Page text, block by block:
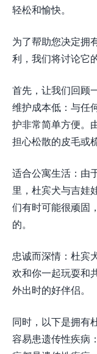
轻松和愉快。
为了帮助您决定拥
利，我们将讨论它
首先，让我们回顾
维护成本低：与任
护非常简单方便。
担心松散的皮毛或
适合公寓生活：由
里，杜宾犬与吉娃
们有时可能很顽固
的。
忠诚而深情：杜宾
欢和你一起玩耍和
外出时的好伴侣。
同时，以下是拥有
容易患遗传性疾病